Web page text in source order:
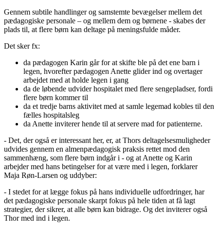
Gennem subtile handlinger og samstemte bevægelser mellem det
pædagogiske personale – og mellem dem og børnene - skabes der
plads til, at flere børn kan deltage på meningsfulde måder.
Det sker fx:
da pædagogen Karin går for at skifte ble på det ene barn i
legen, hvorefter pædagogen Anette glider ind og overtager
arbejdet med at holde legen i gang
da de løbende udvider hospitalet med flere sengepladser, fordi
flere børn kommer til
da et tredje barns aktivitet med at samle legemad kobles til den
fælles hospitalsleg
da Anette inviterer hende til at servere mad for patienterne.
- Det, der også er interessant her, er, at Thors deltagelsesmuligheder
udvides gennem en almenpædagogisk praksis rettet mod den
sammenhæng, som flere børn indgår i - og at Anette og Karin
arbejder med hans betingelser for at være med i legen, forklarer
Maja Røn-Larsen og uddyber:
- I stedet for at lægge fokus på hans individuelle udfordringer, har
det pædagogiske personale skarpt fokus på hele tiden at få lagt
strategier, der sikrer, at alle børn kan bidrage. Og det inviterer også
Thor med ind i legen.